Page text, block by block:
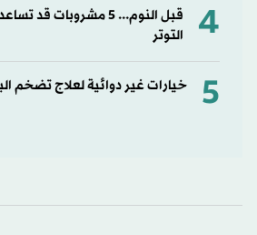
4
قبل النوم... 5
التوتر
5 خيارات غير دوائية لعلاج تضخم